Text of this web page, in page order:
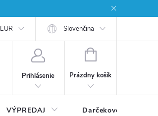
EUR Slovenčina
Prihlásenie
NÁKUPNÝ
Prázdny košík
VÝPREDAJ Darčekové poukážky